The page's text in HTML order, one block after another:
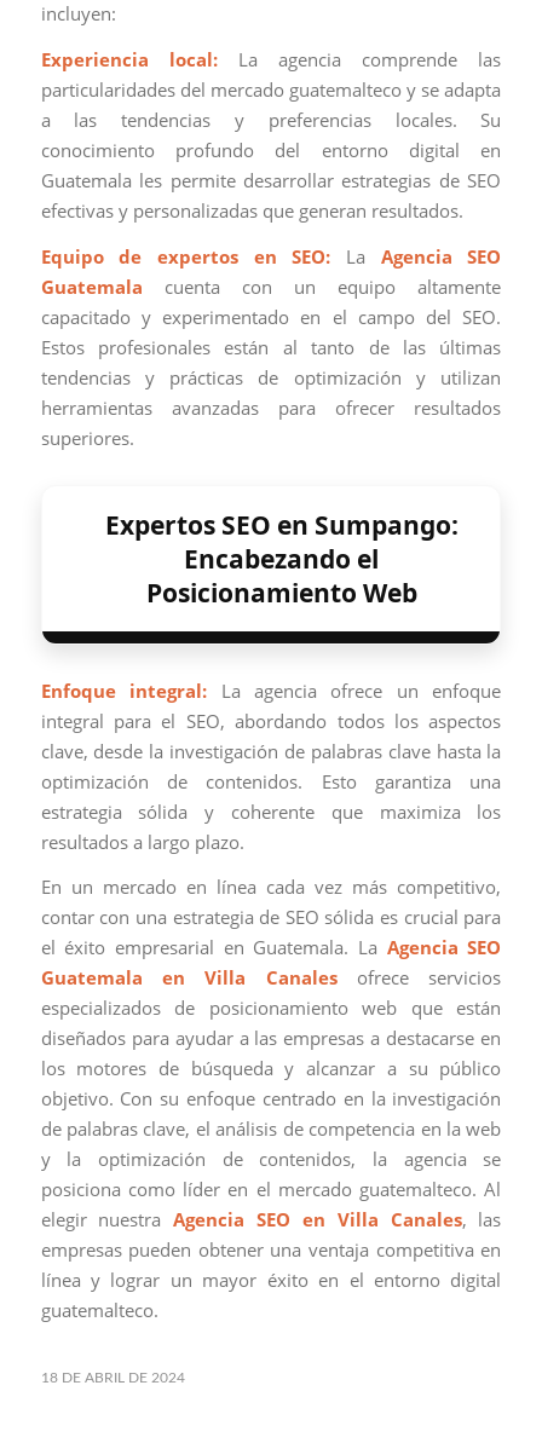
incluyen:
Experiencia local:La agencia comprende las
particularidades del mercado guatemalteco y se adapta
a las tendencias y preferencias locales. Su
conocimiento profundo del entorno digital en
Guatemala les permite desarrollar estrategias de SEO
efectivas y personalizadas que generan resultados.
Equipo de expertos en SEO: La Agencia SEO
Guatemala cuenta con un equipo altamente
capacitado y experimentado en el campo del SEO.
Estos profesionales están al tanto de las últimas
tendencias y prácticas de optimización y utilizan
herramientas avanzadas para ofrecer resultados
superiores.
Expertos SEO en Sumpango:
Encabezando el
Posicionamiento Web
Enfoque integral: La agencia ofrece un enfoque
integral para el SEO, abordando todos los aspectos
clave, desde la investigación de palabras clave hasta la
optimización de contenidos. Esto garantiza una
estrategia sólida y coherente que maximiza los
resultados a largo plazo.
En un mercado en línea cada vez más competitivo,
contar con una estrategia de SEO sólida es crucial para
el éxito empresarial en Guatemala. La Agencia SEO
Guatemala en Villa Canalesofrece servicios
especializados de posicionamiento web que están
diseñados para ayudar a las empresas a destacarse en
los motores de búsqueda y alcanzar a su público
objetivo. Con su enfoque centrado en la investigación
de palabras clave, el análisis de competencia en la web
y la optimización de contenidos, la agencia se
posiciona como líder en el mercado guatemalteco. Al
elegir nuestraAgencia SEO en Villa Canales, las
empresas pueden obtener una ventaja competitiva en
línea y lograr un mayor éxito en el entorno digital
guatemalteco.
18 DE ABRIL DE 2024